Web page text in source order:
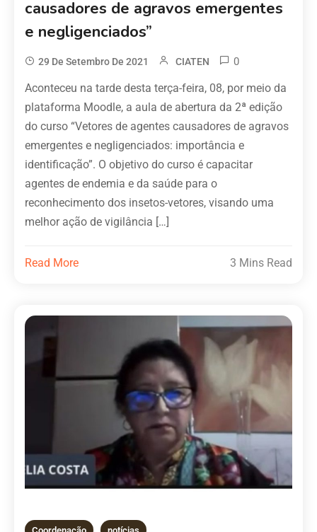
causadores de agravos emergentes
e negligenciados”
29 De Setembro De 2021 CIATEN 0
Aconteceu na tarde desta terça-feira, 08, por meio da
plataforma Moodle, a aula de abertura da 2ª edição
do curso “Vetores de agentes causadores de agravos
emergentes e negligenciados: importância e
identificação”. O objetivo do curso é capacitar
agentes de endemia e da saúde para o
reconhecimento dos insetos-vetores, visando uma
melhor ação de vigilância […]
Read More 3 Mins Read